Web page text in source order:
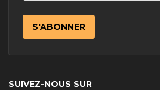
SUIVEZ-NOUS SUR